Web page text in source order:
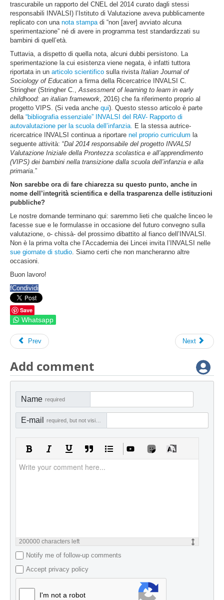
trascurabile un rapporto del CNEL del 2014 curato dagli stessi
responsabili INVALSI) l’Istituto di Valutazione aveva pubblicamente
replicato con una nota stampadi “non [aver] avviato alcuna
sperimentazione” né di avere in programma test standardizzati su
bambini di quell’età.
Tuttavia, a dispetto di quella nota, alcuni dubbi persistono. La
sperimentazione la cui esistenza viene negata, è infatti tuttora
riportata in un articolo scientifico sulla rivista Italian Journal of
Sociology of Education a firma della Ricercatrice INVALSI C.
Stringher (Stringher C.,Assessment of learning to learn in early
childhood: an italian framework, 2016) che fa riferimento proprio al
progetto VIPS. (Si veda anche qui). Questo stesso articolo è parte
della “bibliografia essenziale” INVALSI del RAV- Rapporto di
autovalutazione per la scuola dell’infanzia. E la stessa autrice-
ricercatrice INVALSI continua a riportare nel proprio curriculum la
seguente attività: “Dal 2014 responsabile del progetto INVALSI
Valutazione Iniziale della Prontezza scolastica e all’apprendimento
(VIPS) dei bambini nella transizione dalla scuola dell’infanzia e alla
primaria.”
Non sarebbe ora di fare chiarezza su questo punto, anche in
nome dell’integrità scientifica e della trasparenza delle istituzioni
pubbliche?
Le nostre domande terminano qui: saremmo lieti che qualche linceo le
facesse sue e le formulasse in occasione del futuro convegno sulla
valutazione, o- chissà- del prossimo dibattito al fianco dell’INVALSI.
Non è la prima volta che l’Accademia dei Lincei invita l’INVALSI nelle
sue giornate di studio. Siamo certi che non mancheranno altre
occasioni.
Buon lavoro!
fCondividi
Save
Whatsapp
Prev Next
Add comment
Name required
E-mail required, but not visible
200000 characters left
Notify me of follow-up comments
Accept privacy policy
I'm not a robot